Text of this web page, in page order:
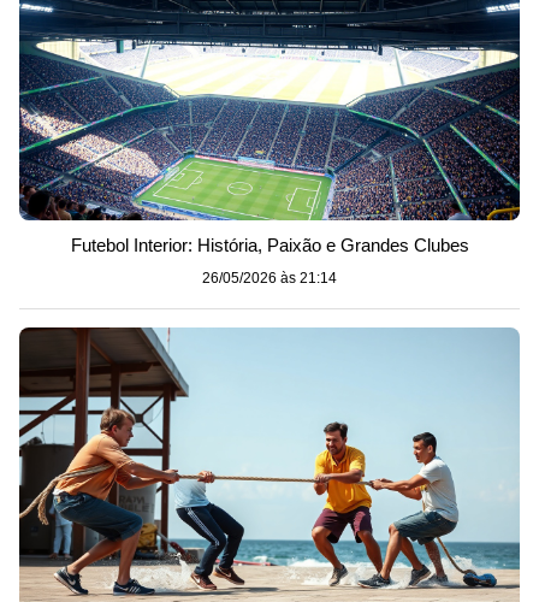
Futebol Interior: História, Paixão e Grandes Clubes
26/05/2026 às 21:14